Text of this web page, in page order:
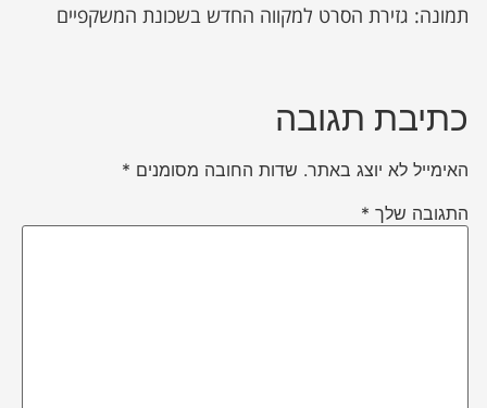
תמונה: גזירת הסרט למקווה החדש בשכונת המשקפיים
כתיבת תגובה
האימייל לא יוצג באתר. שדות החובה מסומנים *
התגובה שלך *